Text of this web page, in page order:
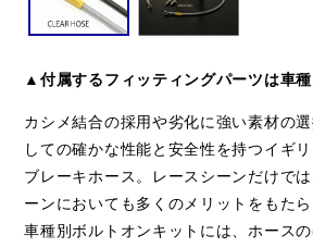
▲付属するフィッティングパーツは車
カシメ結合の採用や劣化に強い素材の
しての確かな性能と安全性を持つイギ
ブレーキホース。レースシーンだけで
ーンにおいても多くのメリットをもたら
車種別ボルトオンキットには、ホース